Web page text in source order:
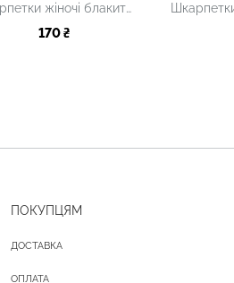
Шкарпетки жіночі блакитні з принтом
170 ₴
ПОКУПЦЯМ
ДОСТАВКА
ОПЛАТА